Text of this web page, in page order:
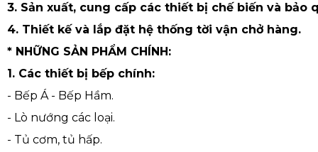
3. Sản xuất, cung cấp các thiết bị chế biến và bảo
4. Thiết kế và lắp đặt hệ thống tời vận chở hàng.
* NHỮNG SẢN PHẨM CHÍNH:
1. Các thiết bị bếp chính:
- Bếp Á - Bếp Hầm.
- Lò nướng các loại.
- Tủ cơm, tủ hấp.